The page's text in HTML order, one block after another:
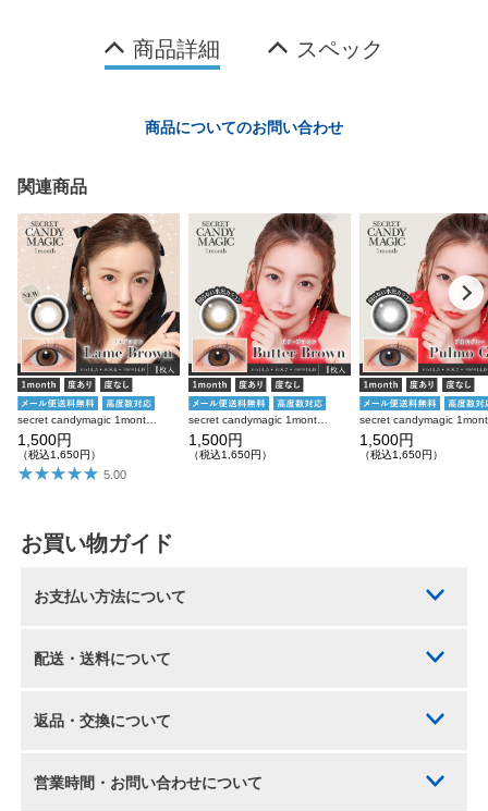
商品詳細 スペック
商品についてのお問い合わせ
関連商品
secret candymagic 1month ラメブラウン 度あり 度なし 1枚入り×2箱 計2枚 シークレットキャンディーマジック カラコン
1,500円
（税込1,650円）
5.00
secret candymagic 1month バターブラウン 度あり 度なし 1枚入り×2箱 計2枚 シークレットキャンディーマジック カラコン
1,500円
（税込1,650円）
1,500円
（税込1,650円）
お買い物ガイド
お支払い方法について
配送・送料について
返品・交換について
営業時間・お問い合わせについて